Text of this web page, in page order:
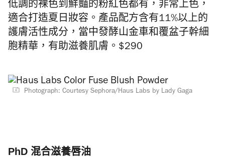
低調的裸色到鮮豔的粉紅色都有，非常上色，
適合打造夏日妝容。產品配方含有11%以上的
護膚活性成分，當中發酵山金車和覆盆子幹細
胞精華，有助滋養肌膚。$290
Photograph: Courtesy Sephora/Haus Labs by Lady Gaga
PhD 混合滋養唇油